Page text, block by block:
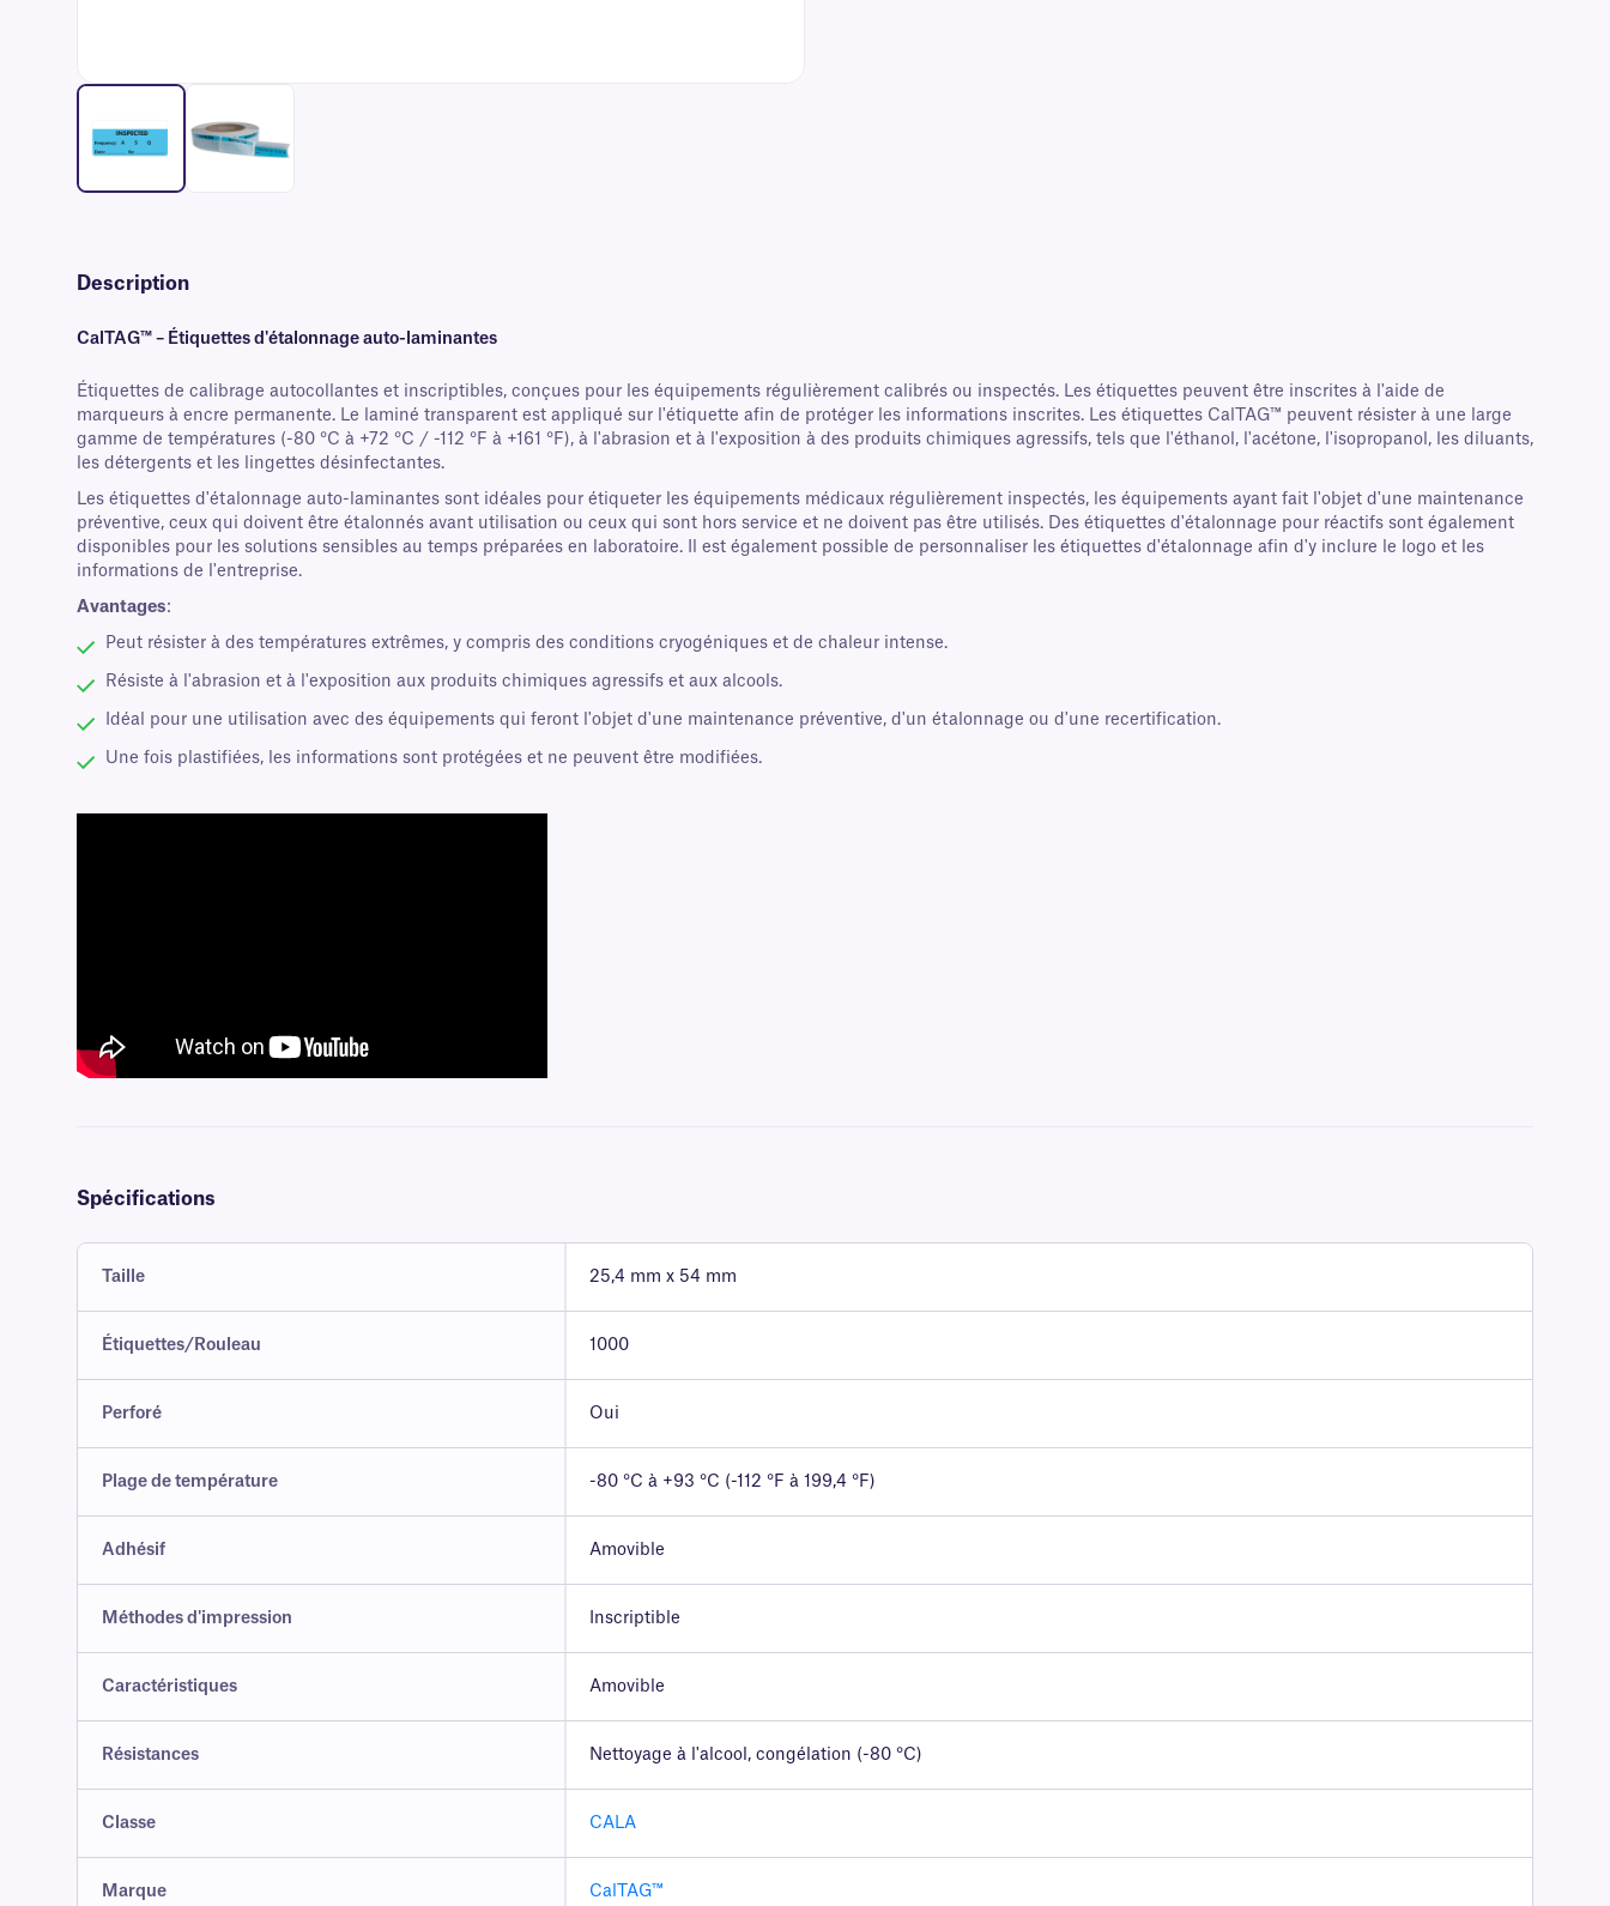
Description
CalTAG™ – Étiquettes d'étalonnage auto-laminantes
Étiquettes de calibrage autocollantes et inscriptibles, conçues pour les équipements régulièrement calibrés ou inspectés. Les étiquettes peuvent être inscrites à l'aide de
marqueurs à encre permanente. Le laminé transparent est appliqué sur l'étiquette afin de protéger les informations inscrites. Les étiquettes CalTAG™ peuvent résister à une large
gamme de températures (-80 °C à +72 °C / -112 °F à +161 °F), à l'abrasion et à l'exposition à des produits chimiques agressifs, tels que l'éthanol, l'acétone, l'isopropanol, les diluants,
les détergents et les lingettes désinfectantes.
Les étiquettes d'étalonnage auto-laminantes sont idéales pour étiqueter les équipements médicaux régulièrement inspectés, les équipements ayant fait l'objet d'une maintenance
préventive, ceux qui doivent être étalonnés avant utilisation ou ceux qui sont hors service et ne doivent pas être utilisés. Des étiquettes d'étalonnage pour réactifs sont également
disponibles pour les solutions sensibles au temps préparées en laboratoire. Il est également possible de personnaliser les étiquettes d'étalonnage afin d'y inclure le logo et les
informations de l'entreprise.
Avantages:
Peut résister à des températures extrêmes, y compris des conditions cryogéniques et de chaleur intense.
Résiste à l'abrasion et à l'exposition aux produits chimiques agressifs et aux alcools.
Idéal pour une utilisation avec des équipements qui feront l'objet d'une maintenance préventive, d'un étalonnage ou d'une recertification.
Une fois plastifiées, les informations sont protégées et ne peuvent être modifiées.
Spécifications
Taille 25,4 mm x 54 mm
Étiquettes/Rouleau 1000
Perforé Oui
Plage de température -80 °C à +93 °C (-112 °F à 199,4 °F)
Adhésif Amovible
Méthodes d'impression Inscriptible
Caractéristiques Amovible
Résistances Nettoyage à l'alcool, congélation (-80 °C)
Classe CALA
Marque CalTAG™